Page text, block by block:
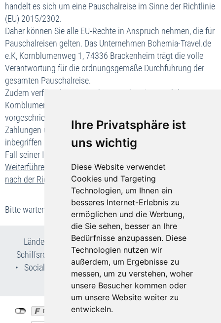
Ihre Privatsphäre ist
uns wichtig
Diese Website verwendet
Cookies und Targeting
Technologien, um Ihnen ein
besseres Internet-Erlebnis zu
ermöglichen und die Werbung,
die Sie sehen, besser an Ihre
Bedürfnisse anzupassen. Diese
Technologien nutzen wir
außerdem, um Ergebnisse zu
messen, um zu verstehen, woher
unsere Besucher kommen oder
um unsere Website weiter zu
entwickeln.
handelt es sich um eine Pauschalreise im Sinne der Richtlinie
(EU) 2015/2302.
Daher können Sie alle EU-Rechte in Anspruch nehmen, die für
Pauschalreisen gelten. Das Unternehmen Bohemia-Travel.de
e.K, Kornblumenweg 1, 74336 Brackenheim trägt die volle
Verantwortung für die ordnungsgemäße Durchführung der
gesamten Pauschalreise.
Zudem verfügt das Unternehmen Bohemia-Travel.de e.K,
Kornblumenweg 1, 74336 Brackenheim über die gesetzlich
vorgeschriebene Absicherung für die Rückzahlung Ihrer
Zahlungen und, falls der Transport in der Pauschalreise
inbegriffen ist, zur Sicherstellung Ihrer Rückbeförderung im
Fall seiner Insolvenz.
Weiterführende Informationen zu Ihren wichtigsten Rechten
nach der Richtlinie(EU) 2015/2302
Bitte warten...
Länder- & Reiseinfos• Flug- und Pauschalreisen
Schiffsreisen
Kur- & Wellnesslexikon •
•
Social Media • AGB• Impressum• Datenschutz
Cookie-Einstellungen